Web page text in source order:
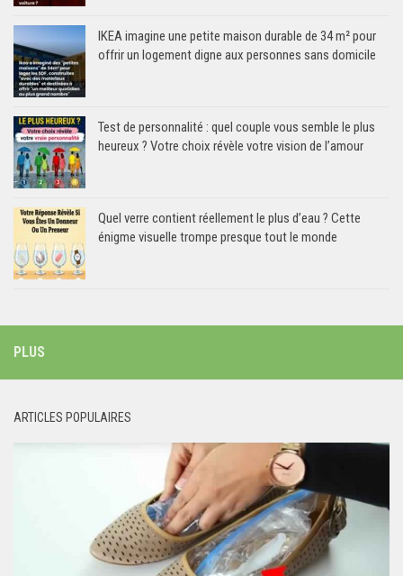
IKEA imagine une petite maison durable de 34 m² pour
offrir un logement digne aux personnes sans domicile
Test de personnalité : quel couple vous semble le plus
heureux ? Votre choix révèle votre vision de l’amour
Quel verre contient réellement le plus d’eau ? Cette
énigme visuelle trompe presque tout le monde
PLUS
ARTICLES POPULAIRES